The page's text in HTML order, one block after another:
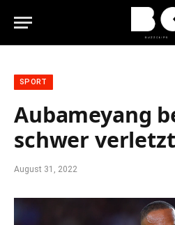
SPORT
Aubameyang
schwer
August 31, 2022